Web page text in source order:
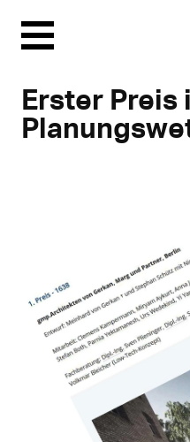
Menu
Erster Preis